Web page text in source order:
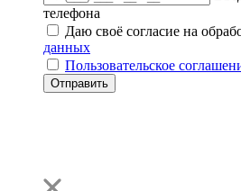
телефона
Даю своё согласие на
данных
Пользовательское
Отправить